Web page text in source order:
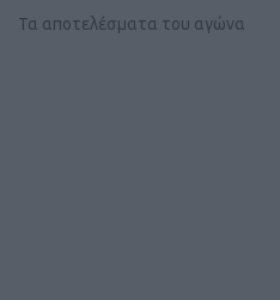
Τα αποτελέσματα του αγώνα